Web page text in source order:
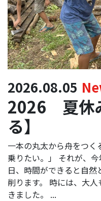
2026.08.05
2026 夏休
る】
一本の丸太から舟をつ
乗りたい。」 それが、
日、時間ができると自
削ります。 時には、大
きました。 ...